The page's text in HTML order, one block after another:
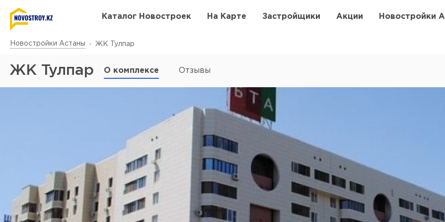
Каталог Новостроек На Карте Застройщики Акции Новостройки
Новостройки Астаны ЖК Тулпар
ЖК Тулпар О комплексе Отзывы